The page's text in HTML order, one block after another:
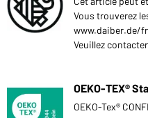
Vous trouverez
www.daiber.de/
Veuillez
OEKO-TEX®
OEKO-Tex®